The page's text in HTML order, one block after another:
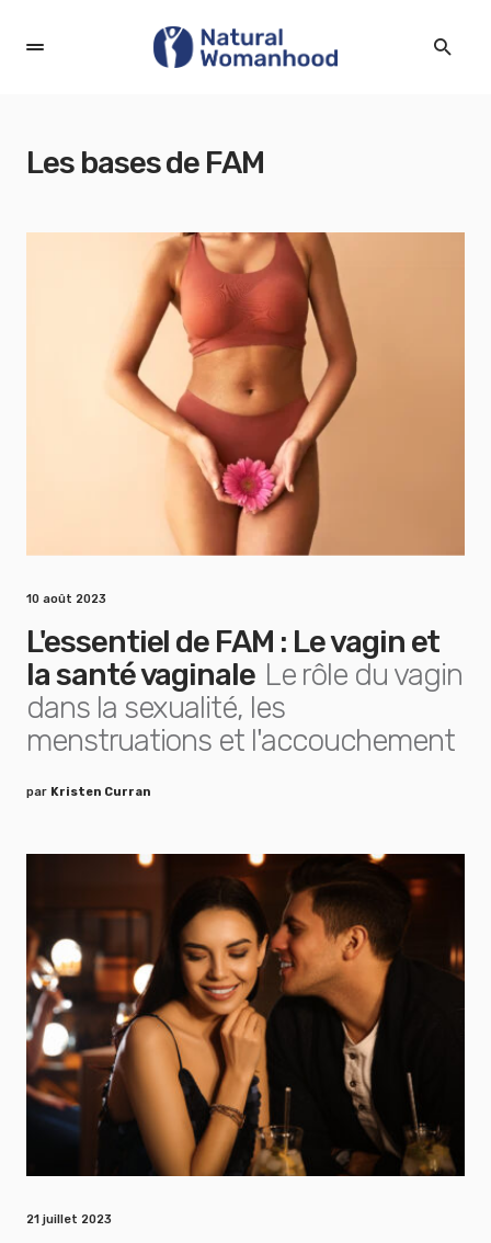
Les bases de FAM
10 août 2023
L'essentiel de FAM : Le vagin et
la santé vaginale Le rôle du vagin
dans la sexualité, les
menstruations et l'accouchement
par Kristen Curran
21 juillet 2023